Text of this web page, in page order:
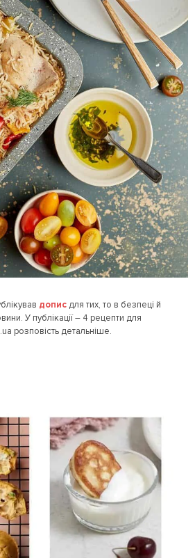
допис для тих, то в безпеці й
У публікації – 4 рецепти для
розповість детальніше.